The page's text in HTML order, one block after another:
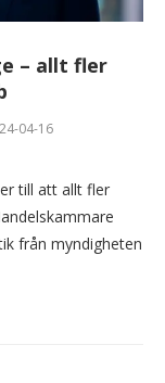
– allt fler
04-16
till att allt fler
från myndigheten